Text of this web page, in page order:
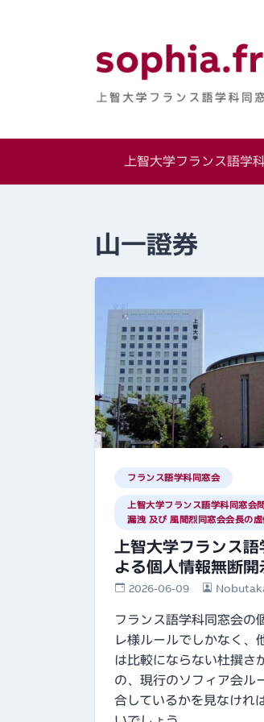
上智大学
上智大学フランス語学
山一證券
フランス語学科同窓会
上智大学フランス語学科同窓会
漏洩 及び 風間烈同窓会会長の虚
上智大学フランス
よる個人情報無断
2026-06-09
フランス語学科同窓会の
レ様ルールでしかなく、
は比較にならない杜撰さ
の、現行のソフィア会ル
合しているかを見なけれ